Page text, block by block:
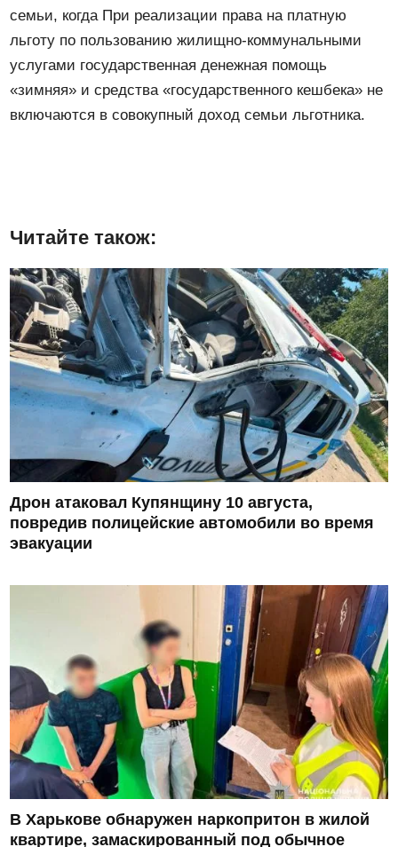
семьи, когда При реализации права на платную
льготу по пользованию жилищно-коммунальными
услугами государственная денежная помощь
«зимняя» и средства «государственного кешбека» не
включаются в совокупный доход семьи льготника.
Читайте також:
Дрон атаковал Купянщину 10 августа,
повредив полицейские автомобили во время
эвакуации
В Харькове обнаружен наркопритон в жилой
квартире, замаскированный под обычное